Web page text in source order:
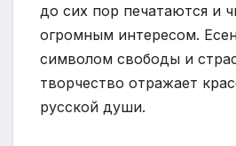
до сих пор печатаются и
огромным интересом.
символом свободы и
творчество отражает
русской души.